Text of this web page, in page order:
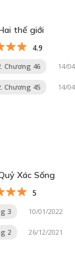
thế giới
4.9
Chương 46 14/
Chương 45 14/
Xác Sống
5
3 10/01/2022
2 26/12/2021